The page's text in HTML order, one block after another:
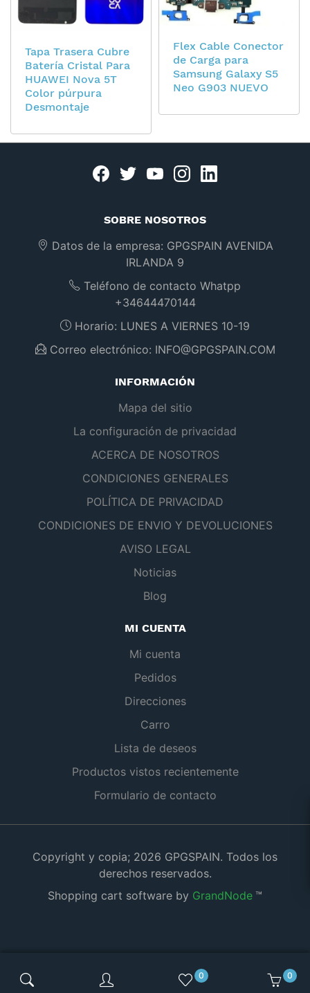
0 0
Tapa Trasera Cubre
Batería Cristal Para
HUAWEI Nova 5T
Color púrpura
Desmontaje
Flex Cable Conector
de Carga para
Samsung Galaxy S5
Neo G903 NUEVO
Facebook
twitteryoutubeinstagram
SOBRE NOSOTROS
Datos de la empresa: GPGSPAIN AVENIDA
IRLANDA 9
Teléfono de contacto Whatpp
+34644470144
Horario: LUNES A VIERNES 10-19
Correo electrónico: INFO@GPGSPAIN.COM
INFORMACIÓN
Mapa del sitio
La configuración de privacidad
ACERCA DE NOSOTROS
CONDICIONES GENERALES
POLÍTICA DE PRIVACIDAD
CONDICIONES DE ENVIO Y DEVOLUCIONES
AVISO LEGAL
Noticias
Blog
MI CUENTA
Mi cuenta
Pedidos
Direcciones
Carro
Lista de deseos
Productos vistos recientemente
Formulario de contacto
Copyright y copia; 2026 GPGSPAIN. Todos los
derechos reservados.
Shopping cart software by GrandNode ™